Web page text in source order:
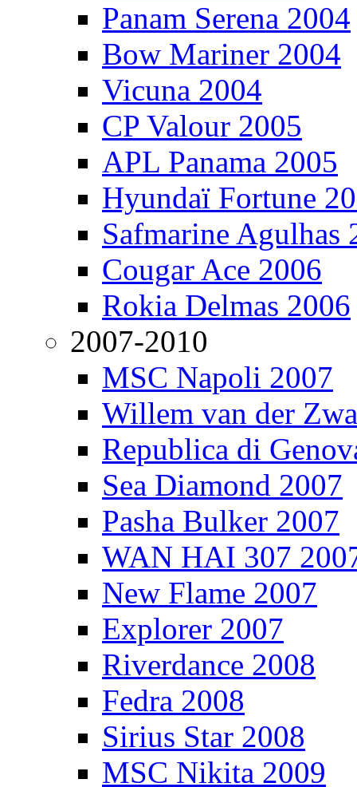
Panam Serena 2004
Bow Mariner 2004
Vicuna 2004
CP Valour 2005
APL Panama 2005
Hyundaï Fortune
Safmarine Agulhas
Cougar Ace 2006
Rokia Delmas 2006
2007-2010
MSC Napoli 2007
Willem van der
Republica di
Sea Diamond 2007
Pasha Bulker 2007
WAN HAI 307
New Flame 2007
Explorer 2007
Riverdance 2008
Fedra 2008
Sirius Star 2008
MSC Nikita 2009